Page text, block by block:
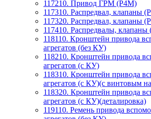
117210. Привод ГРМ (P4M)
117310. Распредвал, клапаны
117320. Распредвал, клапаны
117410. Распредвалы, клапаны
118110. Кронштейн привода
агрегатов (без КУ)
118210. Кронштейн привода
агрегатов (с КУ)
118310. Кронштейн привода
агрегатов (с КУ)(с винтовым
118320. Кронштейн привода
агрегатов (с КУ)(деталировка)
119110. Ремень привода